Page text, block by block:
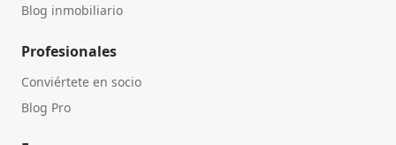
Blog inmobiliario
Profesionales
Conviértete en socio
Blog Pro